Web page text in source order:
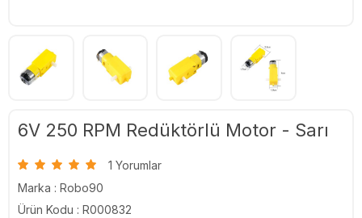
6V 250 RPM Redüktörlü Motor - Sarı
1 Yorumlar
Marka : Robo90
Ürün Kodu : R000832